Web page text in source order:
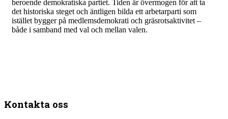
beroende demokratiska partiet. Tiden är övermogen för att ta
det historiska steget och äntligen bilda ett arbetarparti som
istället bygger på medlemsdemokrati och gräsrotsaktivitet –
både i samband med val och mellan valen.
Kontakta oss